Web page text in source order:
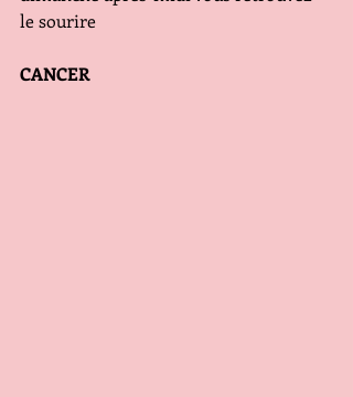
le sourire
CANCER